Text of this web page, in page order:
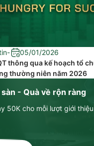
- Quà về rộn ràng
50K cho mỗi lượt giới
-
05/01/2026
thông qua kế hoạch tổ
thường niên năm 2026